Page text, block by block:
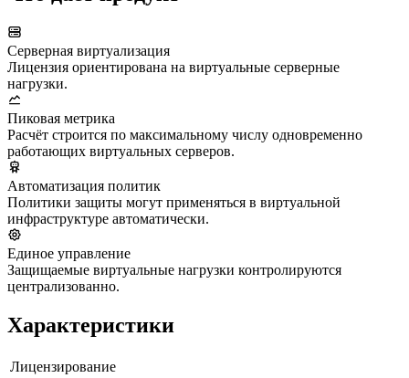
Серверная виртуализация
Лицензия ориентирована на виртуальные серверные
нагрузки.
Пиковая метрика
Расчёт строится по максимальному числу одновременно
работающих виртуальных серверов.
Автоматизация политик
Политики защиты могут применяться в виртуальной
инфраструктуре автоматически.
Единое управление
Защищаемые виртуальные нагрузки контролируются
централизованно.
Характеристики
Лицензирование